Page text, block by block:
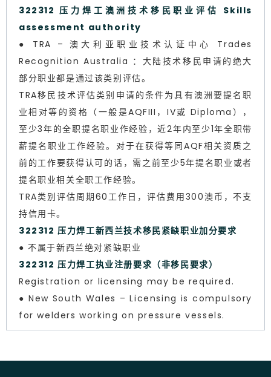
322312 压力焊工澳洲技术移民职业评估 Skills
assessment authority
● TRA – 澳大利亚职业技术认证中心 Trades
Recognition Australia ：大陆技术移民申请的绝大
部分职业都是通过该类别评估。
TRA移民技术评估类别申请的条件为具有澳洲要提名职
业相对等的资格（一般是AQFIII，IV或 Diploma），
至少3年的全职提名职业作经验，近2年内至少1年全职带
薪提名职业工作经验。对于在获得等同AQF相关资质之
前的工作要获得认可的话，需之前至少5年提名职业或者
提名职业相关全职工作经验。
TRA类别评估周期60工作日，评估费用300澳币，不支
持信用卡。
322312 压力焊工新西兰技术移民紧缺职业加分要求
● 不属于新西兰绝对紧缺职业
322312 压力焊工执业注册要求（非移民要求）
Registration or licensing may be required.
● New South Wales – Licensing is compulsory
for welders working on pressure vessels.